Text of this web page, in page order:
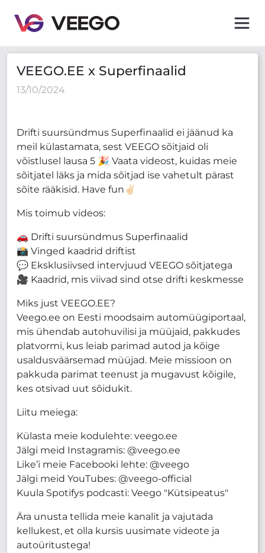
VEEGO.EE x Superfinaalid
VEEGO.EE x Superfinaalid
13/10/2024
Drifti suursündmus Superfinaalid ei jäänud ka
meil külastamata, sest VEEGO sõitjaid oli
võistlusel lausa 5 🎉 Vaata videost, kuidas meie
sõitjatel läks ja mida sõitjad ise vahetult pärast
sõite rääkisid. Have fun✌🏻
Mis toimub videos:
🚗 Drifti suursündmus Superfinaalid
📸 Vinged kaadrid driftist
💬 Eksklusiivsed intervjuud VEEGO sõitjatega
🎥 Kaadrid, mis viivad sind otse drifti keskmesse
Miks just VEEGO.EE?
Veego.ee on Eesti moodsaim automüügiportaal,
mis ühendab autohuvilisi ja müüjaid, pakkudes
platvormi, kus leiab parimad autod ja kõige
usaldusväärsemad müüjad. Meie missioon on
pakkuda parimat teenust ja mugavust kõigile,
kes otsivad uut sõidukit.
Liitu meiega:
Külasta meie kodulehte: veego.ee
Jälgi meid Instagramis: @veego.ee
Like’i meie Facebooki lehte: @veego
Jälgi meid YouTubes: @veego-official
Kuula Spotifys podcasti: Veego "Kütsipeatus"
Ära unusta tellida meie kanalit ja vajutada
kellukest, et olla kursis uusimate videote ja
autoüritustega!